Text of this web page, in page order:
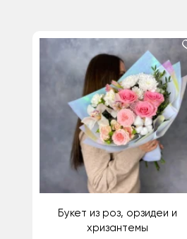
Букет из роз, орзидеи и
хризантемы